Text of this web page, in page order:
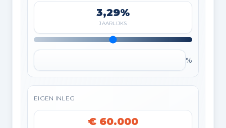
3,29%
JAARLIJKS
%
EIGEN INLEG
€ 60.000